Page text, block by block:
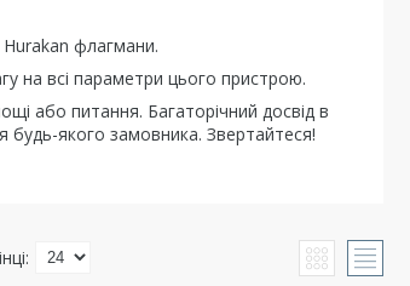
Hurakan флагмани.
на всі параметри цього пристрою.
або питання. Багаторічний досвід в
будь-якого замовника. Звертайтеся!